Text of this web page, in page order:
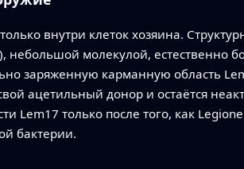
внутри клеток хозяина.
небольшой молекулой, естественно
заряженную карманную область
ацетильный донор и остаётся
Lem17 только после того, как
бактерии.